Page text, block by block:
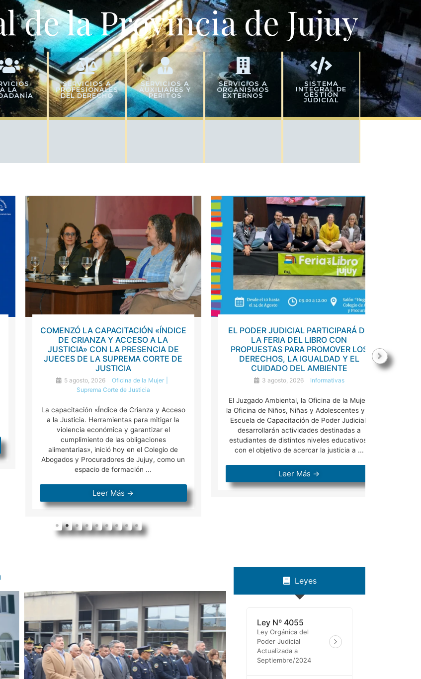
de la Provincia de Jujuy
A LA
SERVICIOS A
PROFESIONALES
DEL DERECHO
SERVICIOS A
AUXILIARES Y
PERITOS
SERVICIOS A
ORGANISMOS
EXTERNOS
SISTEMA
INTEGRAL DE
GESTIÓN
JUDICIAL
COMENZÓ LA CAPACITACIÓN «ÍNDICE
DE CRIANZA Y ACCESO A LA
JUSTICIA» CON LA PRESENCIA DE
JUECES DE LA SUPREMA CORTE DE
JUSTICIA
5 agosto, 2026
Oficina de la Mujer
Suprema Corte de Justicia
La capacitación «Índice de Crianza y Acceso
a la Justicia. Herramientas para mitigar la
violencia económica y garantizar el
cumplimiento de las obligaciones
alimentarias», inició hoy en el Colegio de
Abogados y Procuradores de Jujuy, como un
espacio de formación ...
Leer Más →
EL PODER JUDICIAL PARTICIPARÁ DE
LA FERIA DEL LIBRO CON
PROPUESTAS PARA PROMOVER LOS
DERECHOS, LA IGUALDAD Y EL
CUIDADO DEL AMBIENTE
3 agosto, 2026 Informativas
El Juzgado Ambiental, la Oficina de la Mujer,
la Oficina de Niños, Niñas y Adolescentes y la
Escuela de Capacitación de Poder Judicial,
desarrollarán actividades destinadas a
estudiantes de distintos niveles educativos,
con el objetivo de acercar la justicia a ...
Leer Más →
Leyes
Ley Nº 4055
Ley Orgánica del
Poder Judicial
Actualizada a
Septiembre/2024